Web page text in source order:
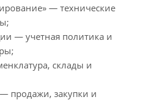
— технические
— учетная политика и
склады и
продажи, закупки и